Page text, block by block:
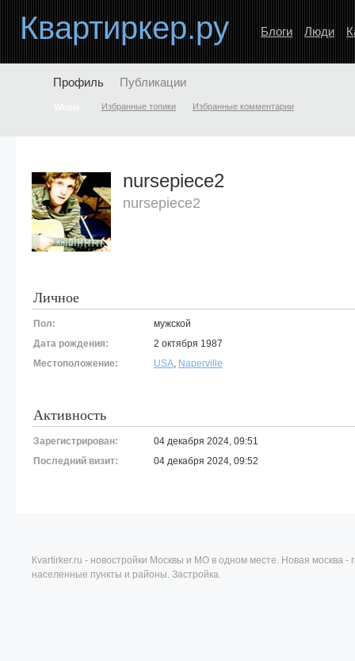
Квартиркер.ру Блоги Люди
Профиль
Избранные топики Избранные комментарии
Публикации
nursepiece2
nursepiece2
Личное
Пол:
мужской
Дата рождения:
2 октября 1987
Местоположение:
USA, Naperville
Активность
Зарегистрирован:
04 декабря 2024, 09:51
Последний визит:
04 декабря 2024, 09:52
Кvartirker.ru - новостройки Москвы и МО в одном месте. Новая москва
населенные пункты и районы. Застройка.